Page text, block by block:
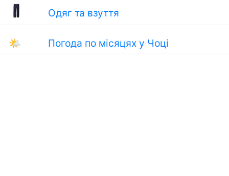
Одяг та взуття
🌤 Погода по місяцях у Чоці